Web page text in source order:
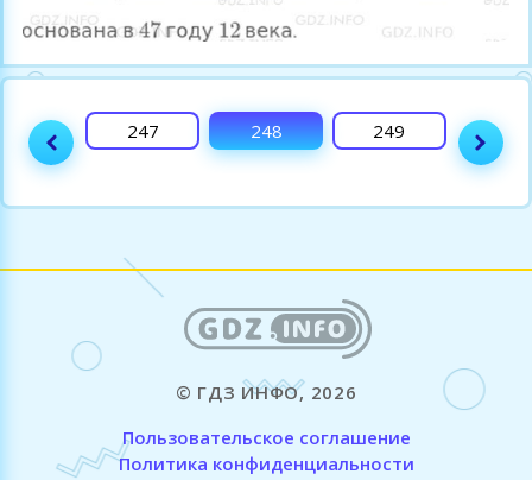
246 247 248 249 250
© ГДЗ ИНФО, 2026
Пользовательское соглашение
Политика конфиденциальности